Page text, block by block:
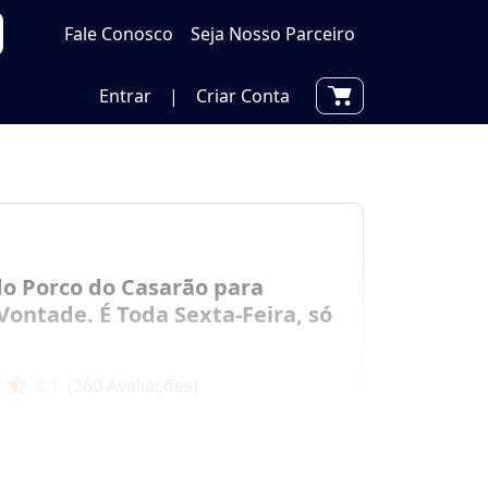
Fale Conosco Seja Nosso Parceiro
Entrar | Criar Conta
Porco do Casarão para
É Toda Sexta-Feira, só
star_half 4,1